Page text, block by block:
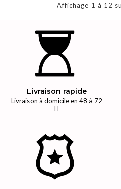
Affichage 1 à 12
Livraison rapide
Livraison à domicile en 48 à 72
H